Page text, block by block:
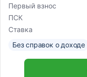
Первый взнос
ПСК
Ставка
Без справок о доходе